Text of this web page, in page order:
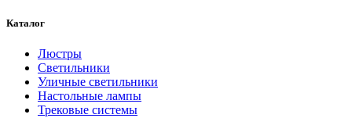
Каталог
Люстры
Светильники
Уличные светильники
Настольные лампы
Трековые системы